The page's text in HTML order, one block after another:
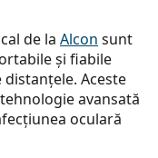
de la Alcon sunt
și fiabile
Aceste
avansată
oculară